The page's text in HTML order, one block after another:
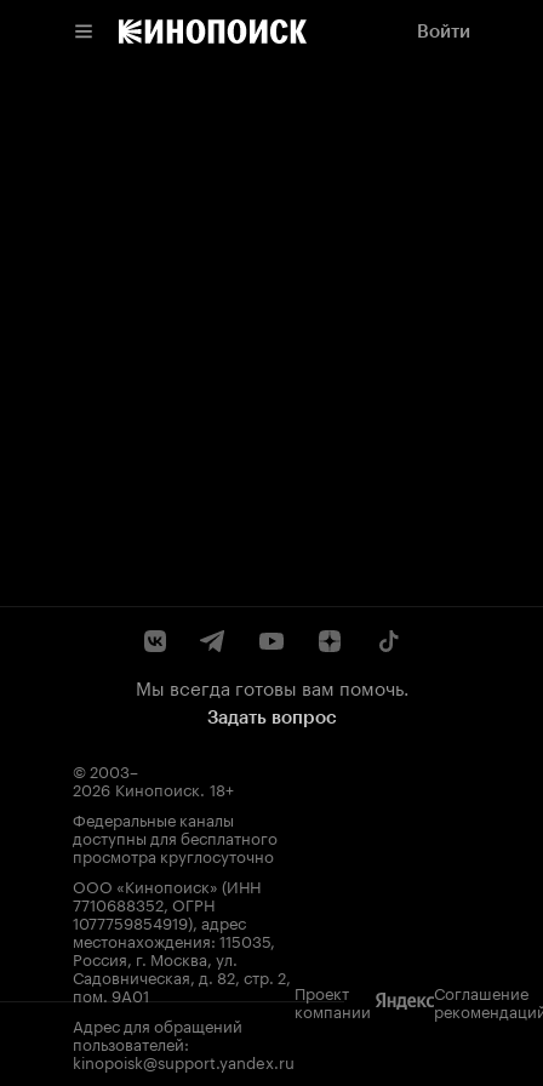
Войти
Мы всегда готовы вам помочь.
Задать вопрос
© 2003–
2026 Кинопоиск. 18+
Федеральные каналы
доступны для бесплатного
просмотра круглосуточно
ООО «Кинопоиск» (ИНН
7710688352, ОГРН
1077759854919), адрес
местонахождения: 115035,
Россия, г. Москва, ул.
Садовническая, д. 82, стр. 2,
пом. 9А01
Адрес для обращений
пользователей:
kinopoisk@support.yandex.ru
Проект
компании
Соглашение